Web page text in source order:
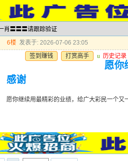
肖〓〓〓请跟踪验证
6楼 发表于: 2026-07-06 23:05
签到赚钱
打赏高手 u 历史记录
愿你
感谢
愿你继续用最精彩的业绩，给广大彩民一个又